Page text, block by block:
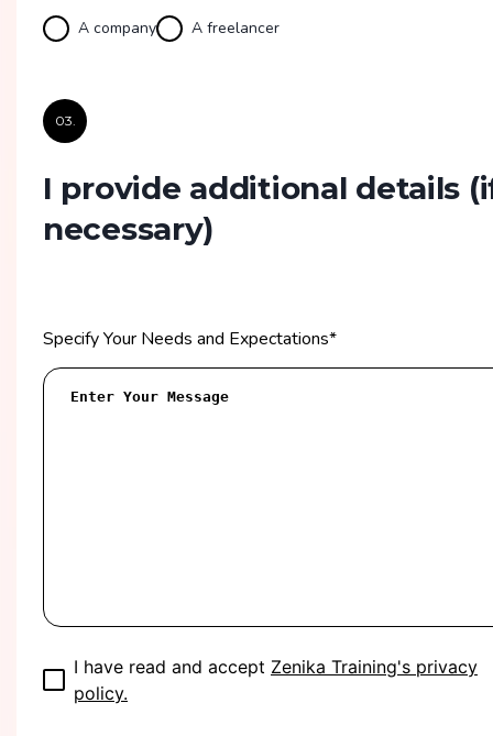
A company A freelancer
03.
I provide additional details
necessary)
Specify Your Needs and Expectations*
I have read and accept Zenika Training's privacy
policy.